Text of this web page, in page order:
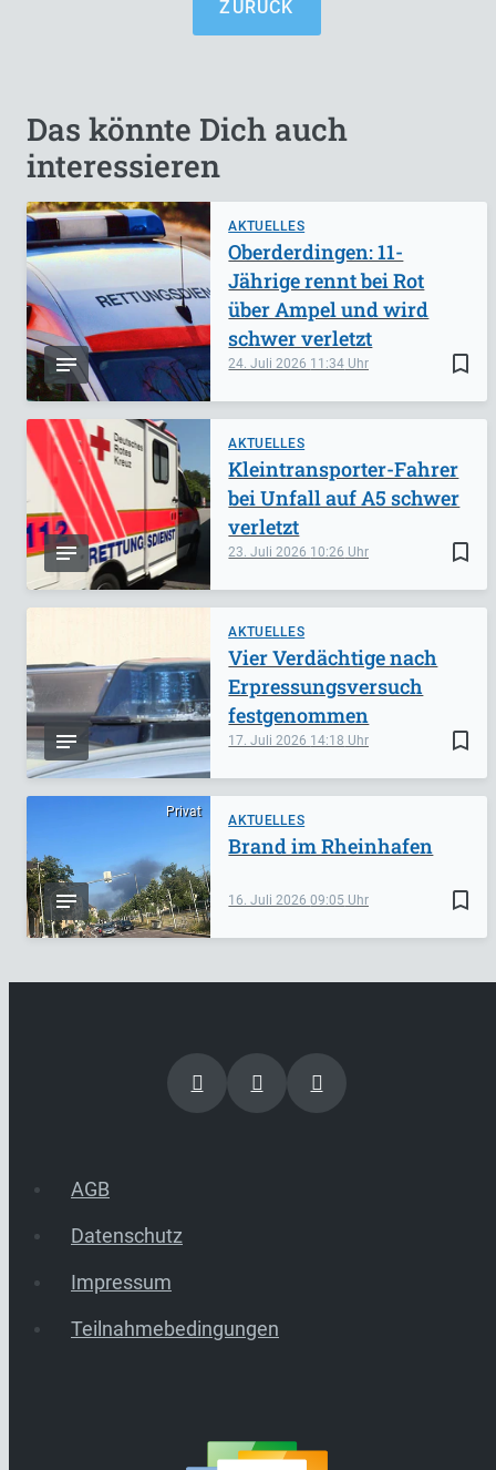
ZURÜCK
Das könnte Dich auch
interessieren
AKTUELLES
bookmark_border
24. Juli 2026 11:34
Oberderdingen: 11-
Jährige rennt bei Rot
über Ampel und wird
schwer verletzt
AKTUELLES
bookmark_border
23. Juli 2026 10:26
Kleintransporter-Fahrer
bei Unfall auf A5 schwer
verletzt
AKTUELLES
bookmark_border
17. Juli 2026 14:18
Vier Verdächtige nach
Erpressungsversuch
festgenommen
Privat
AKTUELLES
bookmark_border
16. Juli 202609:05
Brand im Rheinhafen
AGB
Datenschutz
Impressum
Teilnahmebedingungen